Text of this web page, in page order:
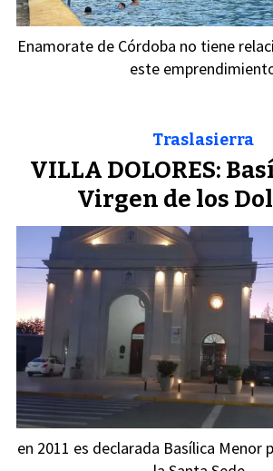
Enamorate de Córdoba no tiene
este
VILLA DOLORES:
Virgen de los
Traslasierra
en 2011 es declarada Basílica Menor